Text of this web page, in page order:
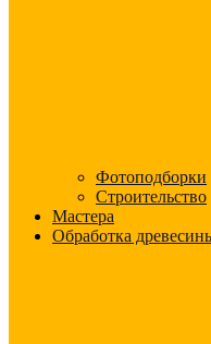
Фотоподборки
Строительство
Мастера
Обработка